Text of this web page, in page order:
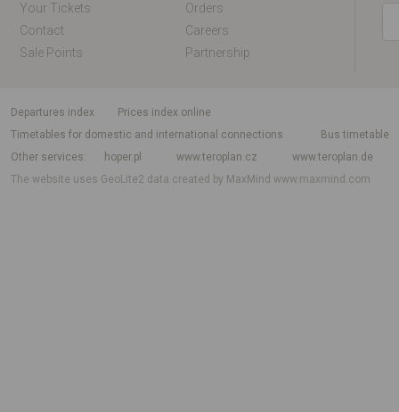
Your Tickets
Orders
Contact
Careers
Sale Points
Partnership
departures index
Prices index online
Timetables for domestic and international connections
Bus timetable
Other services
hoper.pl www.teroplan.cz
www.teroplan.de
The website uses GeoLite2 data created by MaxMindwww.maxmind.com